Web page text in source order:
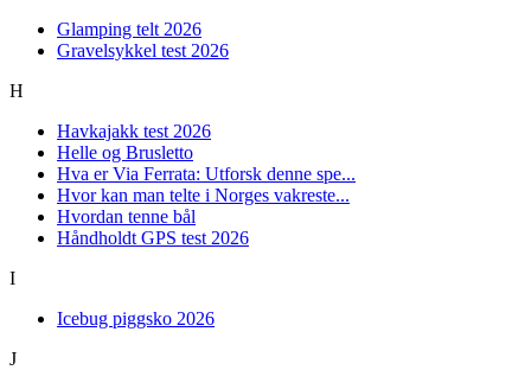
Glamping telt 2026
Gravelsykkel test 2026
H
Havkajakk test 2026
Helle og Brusletto
Hva er Via Ferrata: Utforsk denne spe...
Hvor kan man telte i Norges vakreste...
Hvordan tenne bål
Håndholdt GPS test 2026
I
Icebug piggsko 2026
J